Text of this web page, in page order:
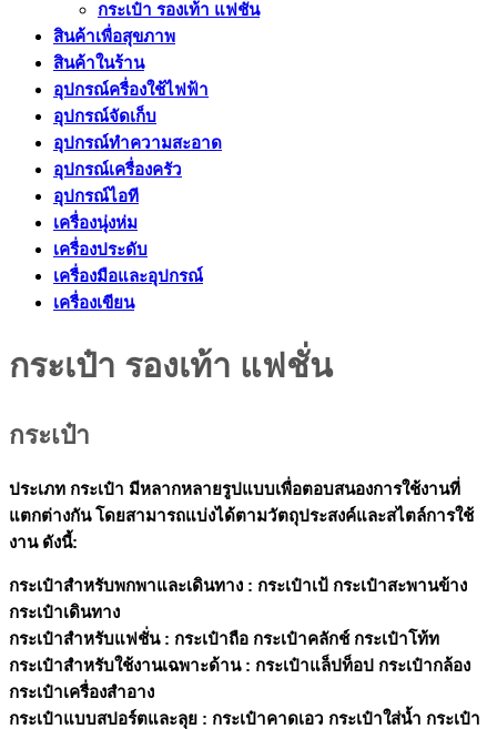
กระเป๋า รองเท้า แฟชั่น
สินค้าเพื่อสุขภาพ
สินค้าในร้าน
อุปกรณ์ครื่องใช้ไฟฟ้า
อุปกรณ์จัดเก็บ
อุปกรณ์ทำความสะอาด
อุปกรณ์เครื่องครัว
อุปกรณ์ไอที
เครื่องนุ่งห่ม
เครื่องประดับ
เครื่องมือและอุปกรณ์
เครื่องเขียน
กระเป๋า รองเท้า แฟชั่น
กระเป๋า
ประเภท กระเป๋า มีหลากหลายรูปแบบเพื่อตอบสนองการใช้งานที่
แตกต่างกัน โดยสามารถแบ่งได้ตามวัตถุประสงค์และสไตล์การใช้
งาน ดังนี้:
กระเป๋าสำหรับพกพาและเดินทาง : กระเป๋าเป้ กระเป๋าสะพานข้าง
กระเป๋าเดินทาง
กระเป๋าสำหรับแฟชั่น : กระเป๋าถือ กระเป๋าคลักช์ กระเป๋าโท้ท
กระเป๋าสำหรับใช้งานเฉพาะด้าน : กระเป๋าแล็ปท็อป กระเป๋ากล้อง
กระเป๋าเครื่องสำอาง
กระเป๋าแบบสปอร์ตและลุย : กระเป๋าคาดเอว กระเป๋าใส่น้ำ กระเป๋า